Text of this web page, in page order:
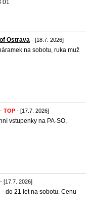
01
Ostrava - [18.7. 2026]
na sobotu, ruka muž
- TOP - [17.7. 2026]
vstupenky na PA-SO,
- [17.7. 2026]
- do 21 let na sobotu. Cenu